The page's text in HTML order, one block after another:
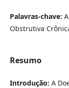
Palavras-chave:
Obstrutiva
Resumo
Introdução: A